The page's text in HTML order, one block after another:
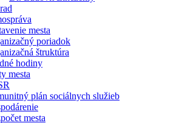
mesta
poriadok
štruktúra
hodiny
mesta
plán sociálnych služieb
mesta